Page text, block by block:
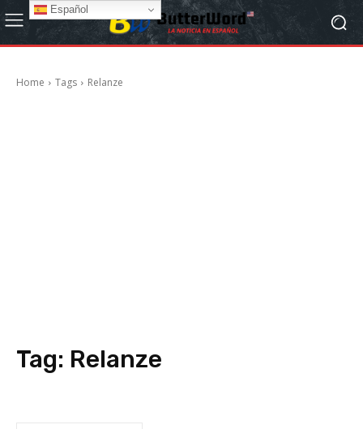
Home Tags Relanze
Tag: Relanze
Español